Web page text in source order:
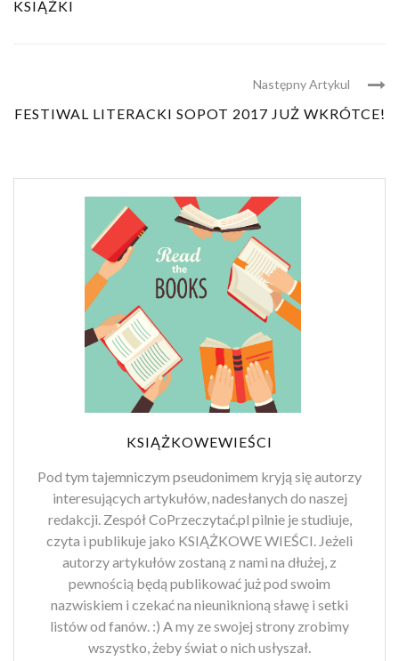
KSIĄŻKI
Następny Artykul
FESTIWAL LITERACKI SOPOT 2017 JUŻ WKRÓTCE!
KSIĄŻKOWEWIEŚCI
Pod tym tajemniczym pseudonimem kryją się autorzy
interesujących artykułów, nadesłanych do naszej
redakcji. Zespół CoPrzeczytać.pl pilnie je studiuje,
czyta i publikuje jako KSIĄŻKOWE WIEŚCI. Jeżeli
autorzy artykułów zostaną z nami na dłużej, z
pewnością będą publikować już pod swoim
nazwiskiem i czekać na nieuniknioną sławę i setki
listów od fanów. :) A my ze swojej strony zrobimy
wszystko, żeby świat o nich usłyszał.